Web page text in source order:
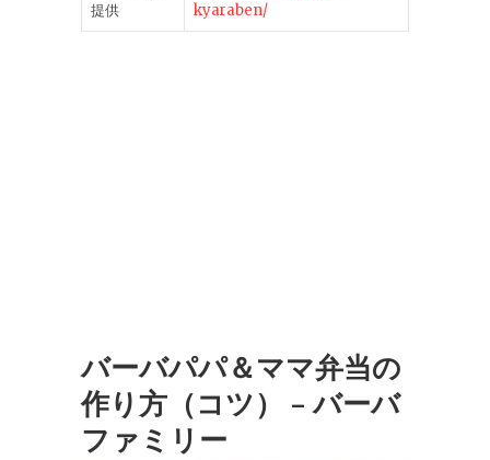
提供
kyaraben/
バーバパパ＆ママ弁当の
作り方（コツ） – バーバ
ファミリー